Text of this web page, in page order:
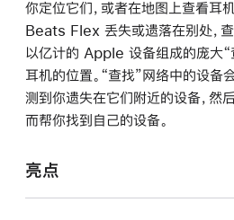
你定位它们，或者在地图上查看耳
Beats Flex 丢失或遗落在别处，
以亿计的 Apple 设备组成的庞大“
耳机的位置。“查找”网络中的设备
测到你遗失在它们附近的设备，然
而帮你找到自己的设备。
亮点